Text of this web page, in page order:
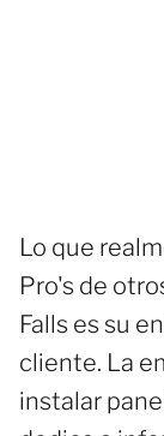
Lo que
Pro's de
Falls es su
cliente. La
instalar